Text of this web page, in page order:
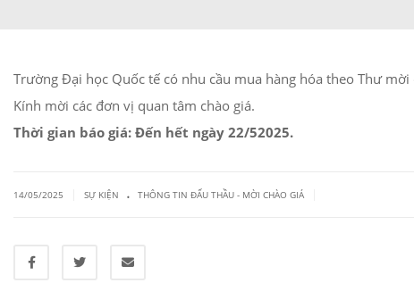
Trường Đại học Quốc tế có nhu cầu mua hàng hóa theo Thư mời
Kính mời các đơn vị quan tâm chào giá.
Thời gian báo giá: Đến hết ngày 22/52025.
14/05/2025 SỰ KIỆN . THÔNG TIN ĐẤU THẦU - MỜI CHÀO GIÁ